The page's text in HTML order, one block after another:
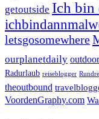
getoutside Ich bin
letsgosomewhere
ourplanetdaily
Radurlaub reiseblogger
theoutbound
VoordenGraphy.com